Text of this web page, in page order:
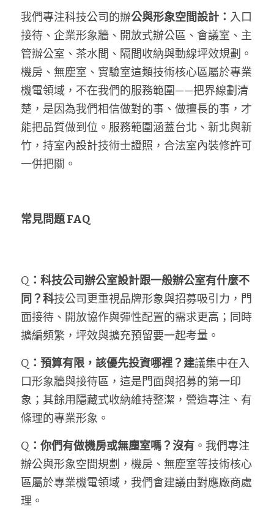
我們專注科技公司的辦公與形象空間設計： 入口
接待、企業形象牆、開放式辦公區、會議室、主
管辦公室、茶水間、隔間收納與動線坪效規劃。
機房、無塵室、實驗室這類技術核心區屬於專業
機電領域，不在我們的服務範圍——把界線劃清
楚，是因為我們相信做對的事、做擅長的事，才
能把品質做到位。服務範圍涵蓋台北、新北與新
竹，持室內設計技術士證照，合法室內裝修許可
一併把關。
常見問題 FAQ
Q ：科技公司辦公室設計跟一般辦公室有什麼不
同？科技公司更重視品牌形象與招募吸引力，門
面接待、開放協作與彈性配置的需求更高；同時
擴編頻繁，坪效與擴充預留要一起考量。
Q ：預算有限，該優先投資哪裡？建議集中在入
口形象牆與接待區，這是門面與招募的第一印
象；其餘用隱藏式收納維持整潔，營造專注、有
條理的專業形象。
Q ：你們有做機房或無塵室嗎？沒有 。我們專注
辦公與形象空間規劃，機房、無塵室等技術核心
區屬於專業機電領域，我們會建議由對應廠商處
理。